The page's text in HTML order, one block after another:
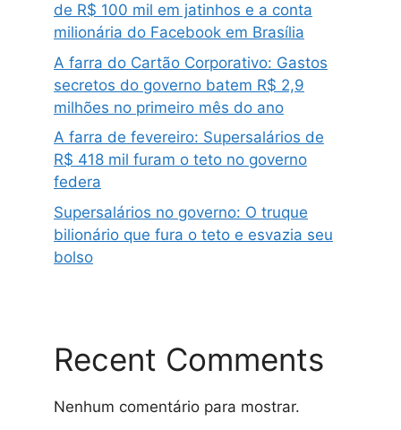
de R$ 100 mil em jatinhos e a conta
milionária do Facebook em Brasília
A farra do Cartão Corporativo: Gastos
secretos do governo batem R$ 2,9
milhões no primeiro mês do ano
A farra de fevereiro: Supersalários de
R$ 418 mil furam o teto no governo
federa
Supersalários no governo: O truque
bilionário que fura o teto e esvazia seu
bolso
Recent Comments
Nenhum comentário para mostrar.